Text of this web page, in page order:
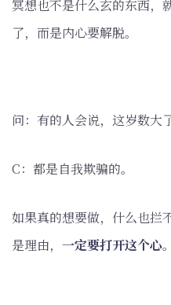
冥想也不是什么玄的东西，
了，而是内心要解脱。
问：有的人会说，这岁数大
C：都是自我欺骗的。
如果真的想要做，什么也拦
是理由， 一定要打开这个心。